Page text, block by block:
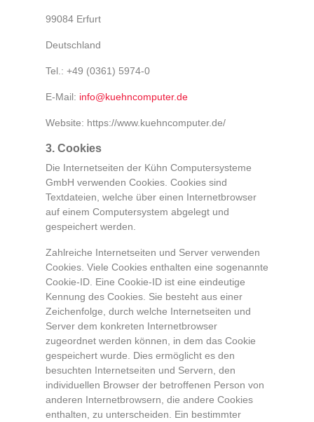
99084 Erfurt
Deutschland
Tel.: +49 (0361) 5974-0
E-Mail: info@kuehncomputer.de
Website: https://www.kuehncomputer.de/
3. Cookies
Die Internetseiten der Kühn Computersysteme
GmbH verwenden Cookies. Cookies sind
Textdateien, welche über einen Internetbrowser
auf einem Computersystem abgelegt und
gespeichert werden.
Zahlreiche Internetseiten und Server verwenden
Cookies. Viele Cookies enthalten eine sogenannte
Cookie-ID. Eine Cookie-ID ist eine eindeutige
Kennung des Cookies. Sie besteht aus einer
Zeichenfolge, durch welche Internetseiten und
Server dem konkreten Internetbrowser
zugeordnet werden können, in dem das Cookie
gespeichert wurde. Dies ermöglicht es den
besuchten Internetseiten und Servern, den
individuellen Browser der betroffenen Person von
anderen Internetbrowsern, die andere Cookies
enthalten, zu unterscheiden. Ein bestimmter